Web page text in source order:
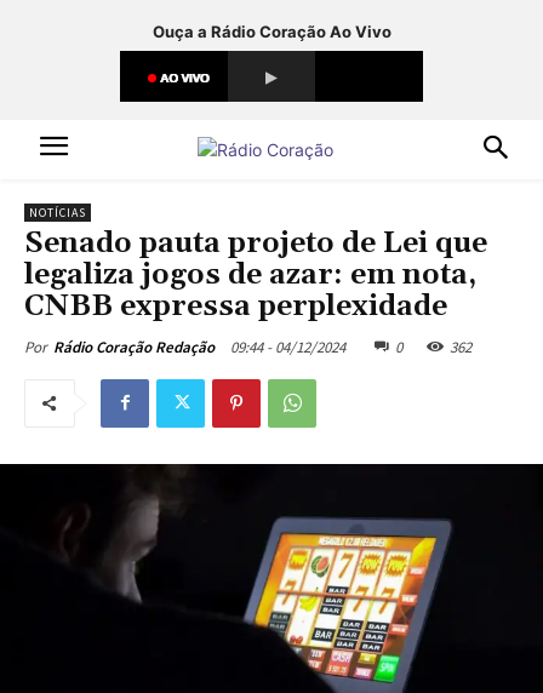
Ouça a Rádio Coração Ao Vivo
NOTÍCIAS
Senado pauta projeto de Lei que
legaliza jogos de azar: em nota,
CNBB expressa perplexidade
Por Rádio Coração Redação 09:44 - 04/12/2024 0 362